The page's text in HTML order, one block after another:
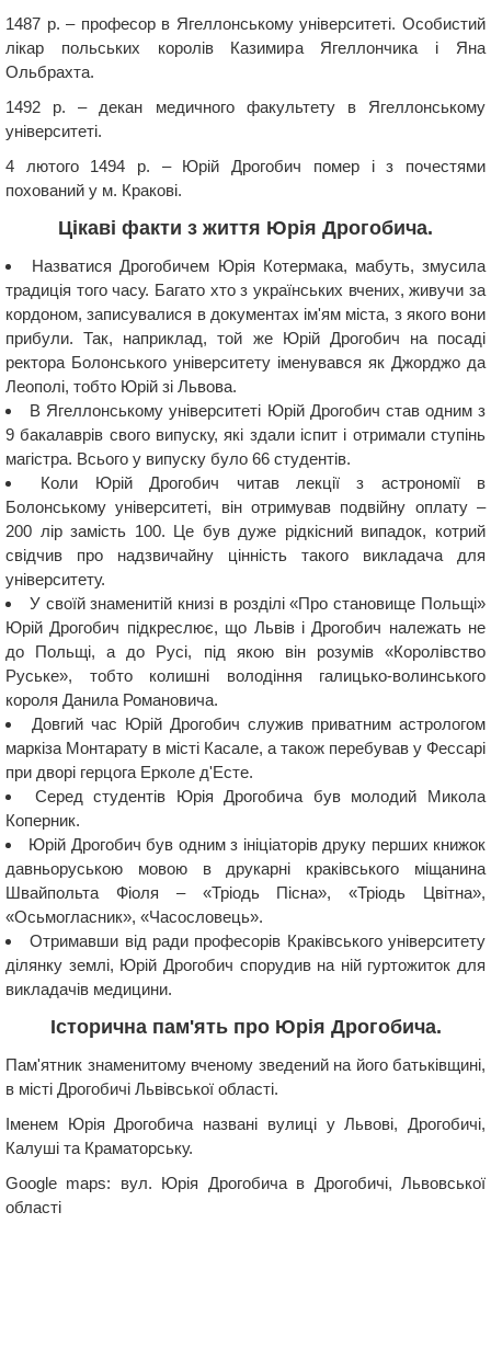
1487 р. – професор в Ягеллонському університеті. Особистий
лікар польських королів Казимира Ягеллончика і Яна
Ольбрахта.
1492 р. – декан медичного факультету в Ягеллонському
університеті.
4 лютого 1494 р. – Юрій Дрогобич помер і з почестями
похований у м. Кракові.
Цікаві факти з життя Юрія Дрогобича.
Назватися Дрогобичем Юрія Котермака, мабуть, змусила
традиція того часу. Багато хто з українських вчених, живучи за
кордоном, записувалися в документах ім'ям міста, з якого вони
прибули. Так, наприклад, той же Юрій Дрогобич на посаді
ректора Болонського університету іменувався як Джорджо да
Леополі, тобто Юрій зі Львова.
В Ягеллонському університеті Юрій Дрогобич став одним з
9 бакалаврів свого випуску, які здали іспит і отримали ступінь
магістра. Всього у випуску було 66 студентів.
Коли Юрій Дрогобич читав лекції з астрономії в
Болонському університеті, він отримував подвійну оплату –
200 лір замість 100. Це був дуже рідкісний випадок, котрий
свідчив про надзвичайну цінність такого викладача для
університету.
У своїй знаменитій книзі в розділі «Про становище Польщі»
Юрій Дрогобич підкреслює, що Львів і Дрогобич належать не
до Польщі, а до Русі, під якою він розумів «Королівство
Руське», тобто колишні володіння галицько-волинського
короля Данила Романовича.
Довгий час Юрій Дрогобич служив приватним астрологом
маркіза Монтарату в місті Касале, а також перебував у Фессарі
при дворі герцога Ерколе д'Есте.
Серед студентів Юрія Дрогобича був молодий Микола
Коперник.
Юрій Дрогобич був одним з ініціаторів друку перших книжок
давньоруською мовою в друкарні краківського міщанина
Швайпольта Фіоля – «Тріодь Пісна», «Тріодь Цвітна»,
«Осьмогласник», «Часословець».
Отримавши від ради професорів Краківського університету
ділянку землі, Юрій Дрогобич спорудив на ній гуртожиток для
викладачів медицини.
Історична пам'ять про Юрія Дрогобича.
Пам'ятник знаменитому вченому зведений на його батьківщині,
в місті Дрогобичі Львівської області.
Іменем Юрія Дрогобича названі вулиці у Львові, Дрогобичі,
Калуші та Краматорську.
Google maps: вул. Юрія Дрогобича в Дрогобичі, Львовської
області